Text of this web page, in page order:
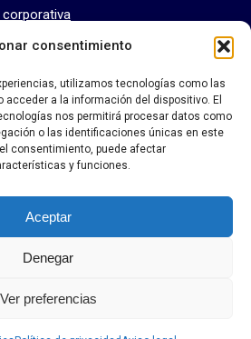
consentimiento
utilizamos tecnologías como las
a la información del dispositivo. El
nos permitirá procesar datos como
o las identificaciones únicas en este
consentimiento, puede afectar
y funciones.
Aceptar
Denegar
Ver preferencias
corporativa